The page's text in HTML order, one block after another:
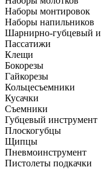
Наборы монтировок
Наборы напильников
Шарнирно-губцевый
Пассатижи
Клещи
Бокорезы
Гайкорезы
Кольцесъемники
Кусачки
Съемники
Губцевый инструмент
Плоскогубцы
Щипцы
Пневмоинструмент
Пистолеты подкачки